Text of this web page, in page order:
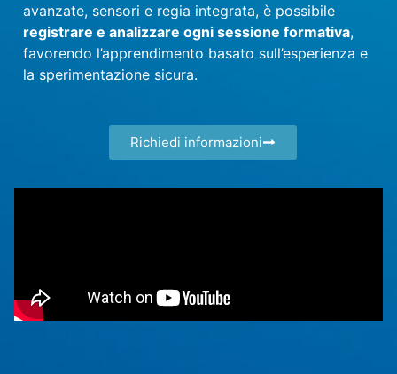
avanzate, sensori e regia integrata, è possibile
registrare e analizzare ogni sessione formativa,
favorendo l’apprendimento basato sull’esperienza e
la sperimentazione sicura.
Richiedi informazioni